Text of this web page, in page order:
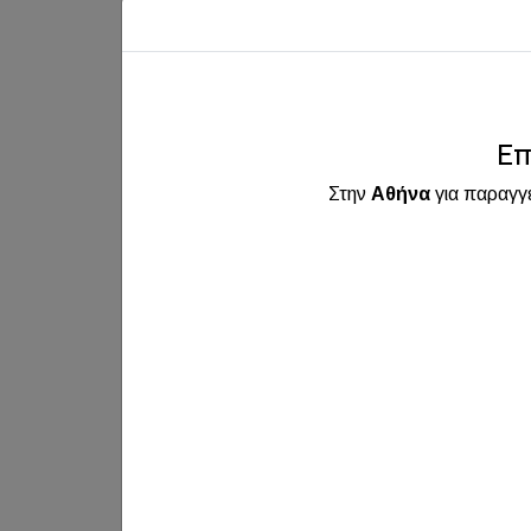
Στην Αθήνα για